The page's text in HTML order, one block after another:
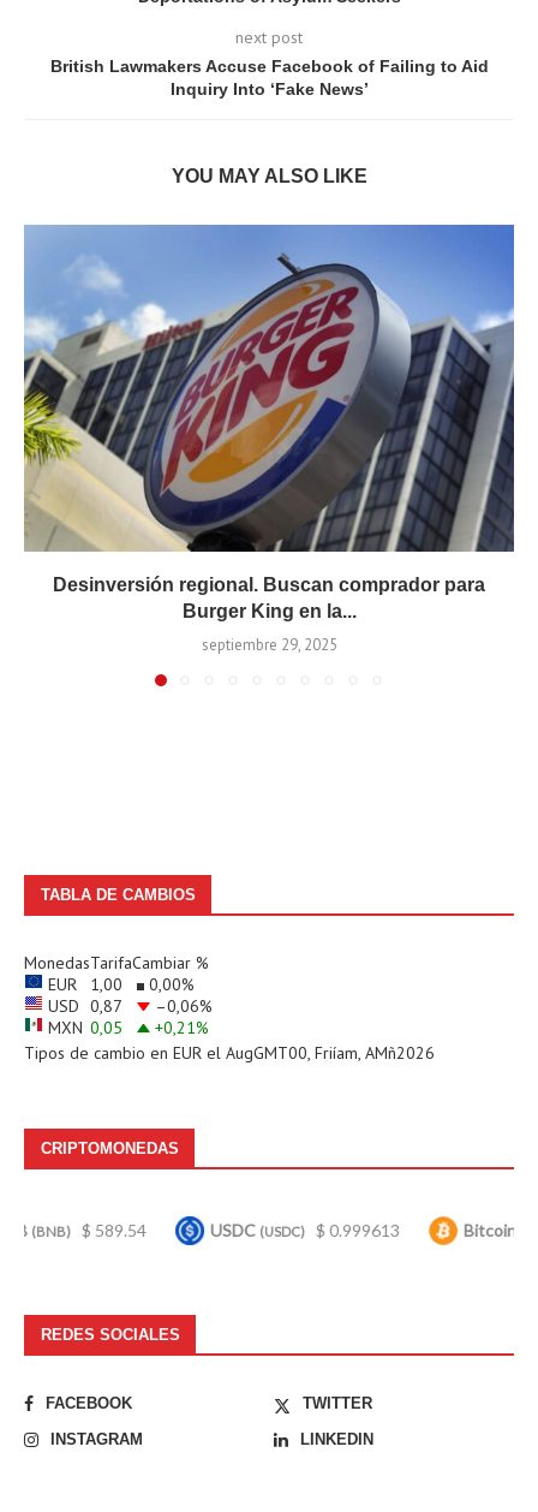
next post
British Lawmakers Accuse Facebook of Failing to Aid
Inquiry Into ‘Fake News’
YOU MAY ALSO LIKE
Desinversión regional. Buscan comprador para
Burger King en la...
septiembre 29, 2025
TABLA DE CAMBIOS
MonedasTarifaCambiar %
EUR
1,00 0,00%
USD 0,87 –0,06%
MXN 0,05 +0,21%
Tipos de cambio en EUR el AugGMT00, Friíam, AMñ2026
CRIPTOMONEDAS
$ 589.54 USDC(USDC) $ 0.999613 Bitcoin(BTC) $
REDES SOCIALES
FACEBOOK
TWITTER
INSTAGRAM
LINKEDIN